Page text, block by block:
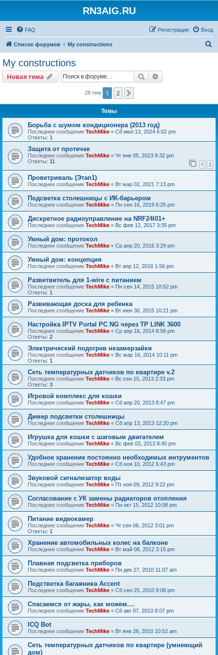
RN3AIG.RU
FAQ Вход
Регистрация
Список форумов My constructions
My constructions
Новая тема Поиск
28 тем 1 2
Темы
Борьба с шумом кондиционера (2013 год)
Последнее сообщение TechMike « Сб июл 13, 2024 6:02 pm
Ответы: 1
Защита от протечек
Последнее сообщение TechMike « Чт янв 05, 2023 8:32 pm
Ответы: 11 1 2
Проветриваль (Этап1)
Последнее сообщение TechMike « Вт мар 02, 2021 7:13 pm
Подсветка столешницы с ИК-барьером
Последнее сообщение TechMike « Пн сен 16, 2019 6:25 pm
Дискретное радиоуправление на NRF24l01+
Последнее сообщение TechMike « Вс фев 12, 2017 3:35 pm
Умный дом: протокол
Последнее сообщение TechMike « Ср апр 20, 2016 3:29 pm
Умный дом: концепция
Последнее сообщение TechMike « Вт апр 12, 2016 1:56 pm
Разветвитель для 1-wire с питанием
Последнее сообщение TechMike « Пн сен 14, 2015 10:52 pm
Ответы: 1
Развивающая доска для ребенка
Последнее сообщение TechMike « Вт июн 30, 2015 10:21 pm
Настройка IPTV Portal PC NG через TP LINK 3600
Последнее сообщение TechMike « Ср апр 16, 2014 8:56 pm
Ответы: 2
Электрический подогрев незамерзайки
Последнее сообщение TechMike « Вс мар 16, 2014 10:11 pm
Ответы: 1
Сеть температурных датчиков по квартире v.2
Последнее сообщение TechMike « Вс сен 15, 2013 2:33 pm
Ответы: 3
Игровой комплекс для кошки
Последнее сообщение TechMike « Сб апр 20, 2013 8:47 pm
Димер подсветки столешницы
Последнее сообщение TechMike « Сб апр 13, 2013 12:20 pm
Игрушка для кошки с шаговым двигателем
Последнее сообщение TechMike « Вс фев 03, 2013 8:40 pm
Удобное хранение постоянно необходимых интрументов
Последнее сообщение TechMike « Сб ноя 10, 2012 6:43 pm
Звуковой сигнализатор воды
Последнее сообщение TechMike « Пт ноя 09, 2012 9:22 pm
Согласование с УК замены радиаторов отопления
Последнее сообщение TechMike « Пн окт 15, 2012 10:08 pm
Питание видеокамер
Последнее сообщение TechMike « Чт сен 06, 2012 3:01 pm
Ответы: 1
Хранение автомобильных колес на балконе
Последнее сообщение TechMike « Вт май 08, 2012 3:15 pm
Плавная подсветка приборов
Последнее сообщение TechMike « Пн дек 27, 2010 11:07 am
Подстветка багажника Accent
Последнее сообщение TechMike « Сб сен 25, 2010 9:08 pm
Спасаемся от жары, как можем....
Последнее сообщение TechMike « Сб авг 07, 2010 8:07 pm
ICQ Bot
Последнее сообщение TechMike « Вт янв 26, 2010 10:52 am
Сеть температурных датчиков по квартире (умнеющий
дом)